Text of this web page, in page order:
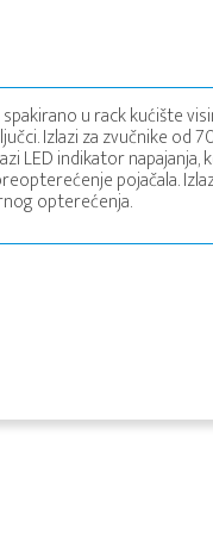
u rack kućište
Izlazi za zvučnike od
LED indikator napajanja,
pojačala.
opterećenja.